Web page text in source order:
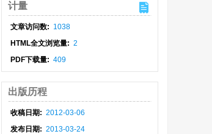
计量
文章访问数: 1038
HTML全文浏览量: 2
PDF下载量: 409
出版历程
收稿日期: 2012-03-06
发布日期: 2013-03-24